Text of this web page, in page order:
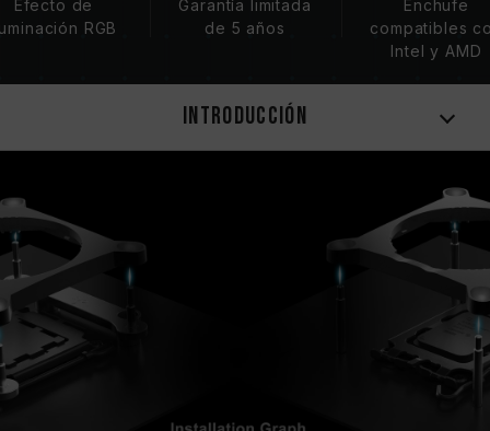
Efecto de
RGB
Garantía limitada
de 5 años
Enchufe
compatibles
Intel y AMD
Introducción